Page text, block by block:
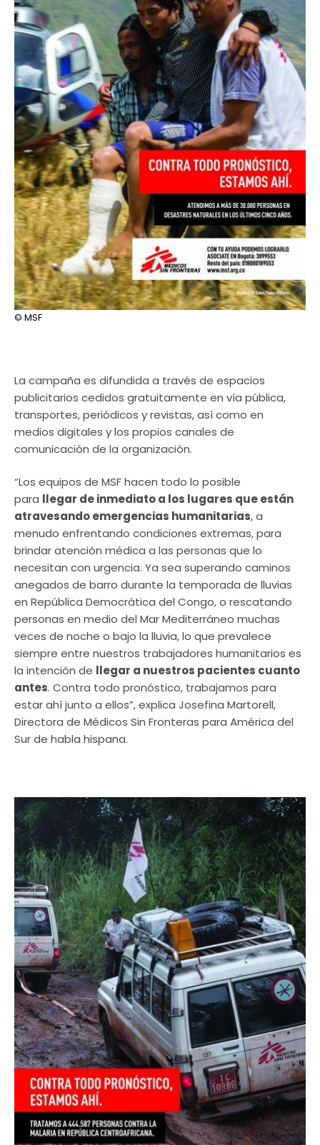
© MSF
La campaña es difundida a través de espacios
publicitarios cedidos gratuitamente en vía pública,
transportes, periódicos y revistas, así como en
medios digitales y los propios canales de
comunicación de la organización.
“Los equipos de MSF hacen todo lo posible
para llegar de inmediato a los lugares que están
atravesando emergencias humanitarias, a
menudo enfrentando condiciones extremas, para
brindar atención médica a las personas que lo
necesitan con urgencia. Ya sea superando caminos
anegados de barro durante la temporada de lluvias
en República Democrática del Congo, o rescatando
personas en medio del Mar Mediterráneo muchas
veces de noche o bajo la lluvia, lo que prevalece
siempre entre nuestros trabajadores humanitarios es
la intención de llegar a nuestros pacientes cuanto
antes. Contra todo pronóstico, trabajamos para
estar ahí junto a ellos”, explica Josefina Martorell,
Directora de Médicos Sin Fronteras para América del
Sur de habla hispana.